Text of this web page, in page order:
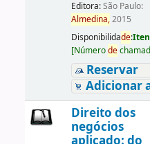
Editora:São Paulo:
Almedina,2015
Disponibilidade:
[Númerode
Reservar
Adicionar
Direito dos
negócios